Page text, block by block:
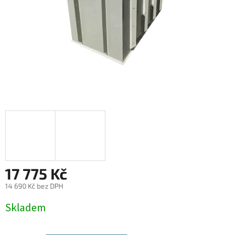
17 775 Kč
14 690 Kč bez DPH
cena:
Skladem